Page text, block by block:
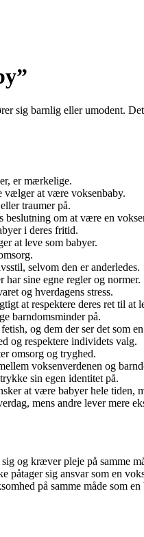
sig barnlig eller umodent.
er mærkelige.
vælger at være voksenbaby.
traumer på.
beslutning om at være en
i deres fritid.
at leve som babyer.
selvom den er anderledes.
har sine egne regler og normer.
og hverdagens stress.
at respektere deres ret til at
barndomsminder på.
og dem der ser det som
og respektere individets valg.
omsorg og tryghed.
voksenverdenen og
sin egen identitet på.
at være babyer hele tiden,
mens andre lever mere
og kræver pleje på samme
påtager sig ansvar som en
på samme måde som en